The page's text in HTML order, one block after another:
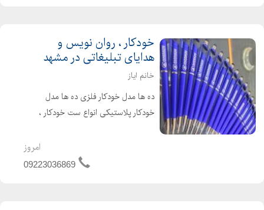
خودکار ، روان نویس و
هدایای تبلیغاتی در مشهد
خانم ایاز
ده ها مدل خودکار فلزی ده ها مدل
خودکار پلاستیکی انواع ست خودکار ،
خودکار رومیزی فلزی خودکار رومیزی
امروز
09223036869